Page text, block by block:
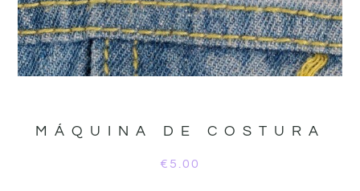
MÁQUINA DE COSTURA
€ 5.00